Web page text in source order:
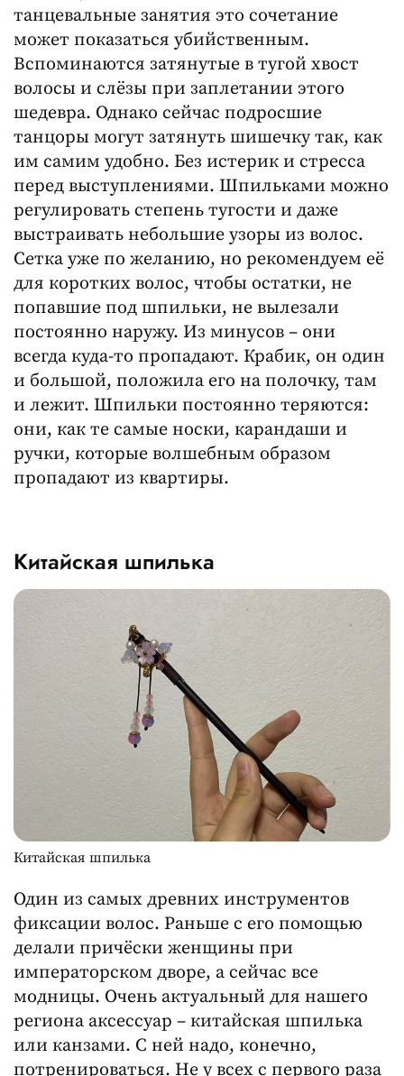
танцевальные занятия это сочетание
может показаться убийственным.
Вспоминаются затянутые в тугой хвост
волосы и слёзы при заплетании этого
шедевра. Однако сейчас подросшие
танцоры могут затянуть шишечку так, как
им самим удобно. Без истерик и стресса
перед выступлениями. Шпильками можно
регулировать степень тугости и даже
выстраивать небольшие узоры из волос.
Сетка уже по желанию, но рекомендуем её
для коротких волос, чтобы остатки, не
попавшие под шпильки, не вылезали
постоянно наружу. Из минусов – они
всегда куда-то пропадают. Крабик, он один
и большой, положила его на полочку, там
и лежит. Шпильки постоянно теряются:
они, как те самые носки, карандаши и
ручки, которые волшебным образом
пропадают из квартиры.
Китайская шпилька
Китайская шпилька
Один из самых древних инструментов
фиксации волос. Раньше с его помощью
делали причёски женщины при
императорском дворе, а сейчас все
модницы. Очень актуальный для нашего
региона аксессуар – китайская шпилька
или канзами. С ней надо, конечно,
потренироваться. Не у всех с первого раза